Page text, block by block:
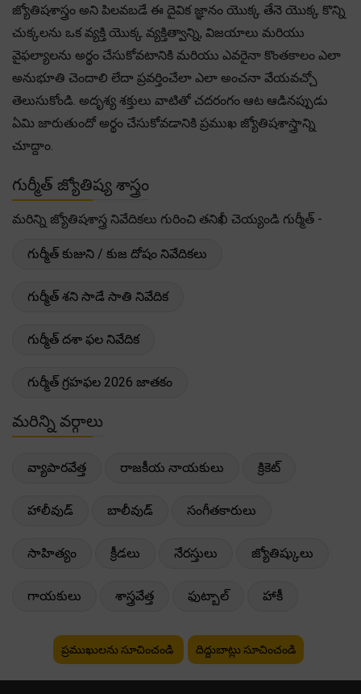
జ్యోతిషశాస్త్రం అని పిలవబడే ఈ దైవిక జ్ఞానం యొక్క తేనె యొక్క కొన్ని
చుక్కలను ఒక వ్యక్తి యొక్క వ్యక్తిత్వాన్ని, విజయాలు మరియు
వైఫల్యాలను అర్థం చేసుకోవటానికి మరియు ఎవరైనా కొంతకాలం ఎలా
అనుభూతి చెందాలి లేదా ప్రవర్తించేలా ఎలా అంచనా వేయవచ్చో
తెలుసుకోండి. అదృశ్య శక్తులు వాటితో చదరంగం ఆట ఆడినప్పుడు
ఏమి జారుతుందో అర్థం చేసుకోవడానికి ప్రముఖ జ్యోతిషశాస్త్రాన్ని
చూద్దాం.
గుర్మీత్ జ్యోతిష్య శాస్త్రం
మరిన్ని జ్యోతిషశాస్త్ర నివేదికలు గురించి తనిఖీ చెయ్యండి గుర్మీత్ -
గుర్మీత్ కుజుని / కుజ దోషం నివేదికలు
గుర్మీత్ శని సాడే సాతి నివేదిక
గుర్మీత్ దశా ఫల నివేదిక
గుర్మీత్ గ్రహఫల 2026 జాతకం
మరిన్ని వర్గాలు
వ్యాపారవేత్త రాజకీయ నాయకులు క్రికెట్
హాలీవుడ్ బాలీవుడ్ సంగీతకారులు
సాహిత్యం క్రీడలు నేరస్తులు జ్యోతిష్కులు
గాయకులు శాస్త్రవేత్త ఫుట్బాల్ హాకీ
ప్రముఖులను సూచించండి దిద్దుబాట్లు సూచించండి